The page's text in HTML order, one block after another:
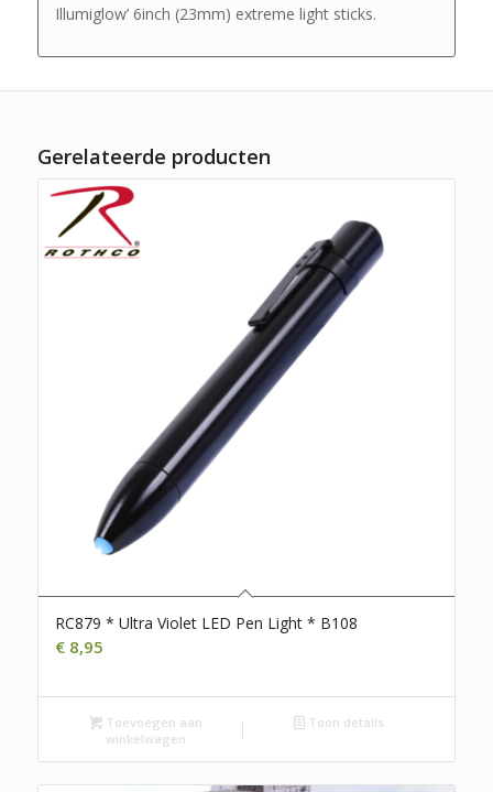
Illumiglow’ 6inch (23mm) extreme light sticks.
Gerelateerde producten
RC879 * Ultra Violet LED Pen Light * B108
€8,95
Toevoegen aan
winkelwagen
Toon details